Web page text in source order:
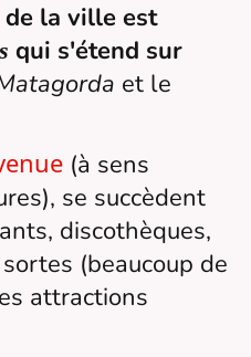
la ville est
qui s'étend sur
et le
(à sens
se succèdent
discothèques,
(beaucoup de
attractions